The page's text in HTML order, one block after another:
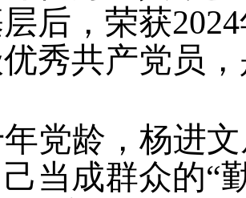
后， 荣获
秀共产党员 ，
年党龄， 杨进文
当成群众的“